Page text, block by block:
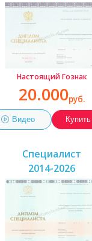
Настоящий Гознак
20.000руб.
Видео Купить
Специалист
2014-2026